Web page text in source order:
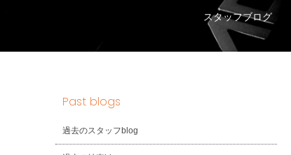
スタッフブログ
Past blogs
過去のスタッフblog